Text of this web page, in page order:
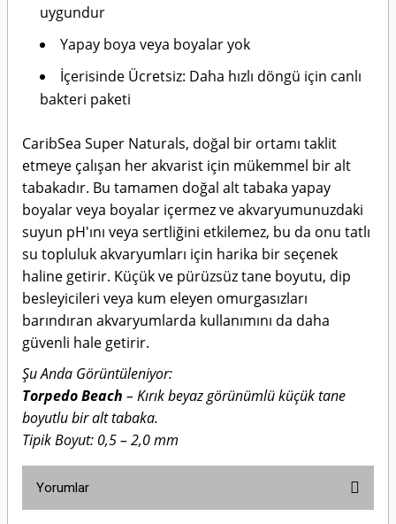
uygundur
Yapay boya veya boyalar yok
İçerisinde Ücretsiz: Daha hızlı döngü için canlı
bakteri paketi
CaribSea Super Naturals, doğal bir ortamı taklit
etmeye çalışan her akvarist için mükemmel bir alt
tabakadır. Bu tamamen doğal alt tabaka yapay
boyalar veya boyalar içermez ve akvaryumunuzdaki
suyun pH'ını veya sertliğini etkilemez, bu da onu tatlı
su topluluk akvaryumları için harika bir seçenek
haline getirir. Küçük ve pürüzsüz tane boyutu, dip
besleyicileri veya kum eleyen omurgasızları
barındıran akvaryumlarda kullanımını da daha
güvenli hale getirir.
Şu Anda Görüntüleniyor:
Torpedo Beach – Kırık beyaz görünümlü küçük tane
boyutlu bir alt tabaka.
Tipik Boyut: 0,5 – 2,0 mm
Yorumlar